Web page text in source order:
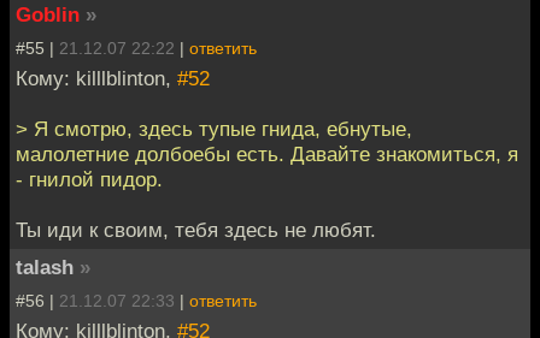
Goblin »
#55 | 21.12.07 22:22 | ответить
Кому: killlblinton, #52
> Я смотрю, здесь тупые гнида, ебнутые,
малолетние долбоебы есть. Давайте знакомиться, я
- гнилой пидор.
Ты иди к своим, тебя здесь не любят.
talash »
#56 | 21.12.07 22:33 | ответить
Кому: killlblinton, #52